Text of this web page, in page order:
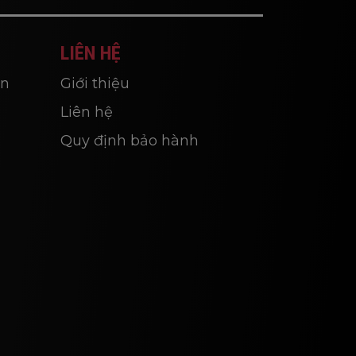
LIÊN HỆ
Giới thiệu
Liên hệ
Quy định bảo hành